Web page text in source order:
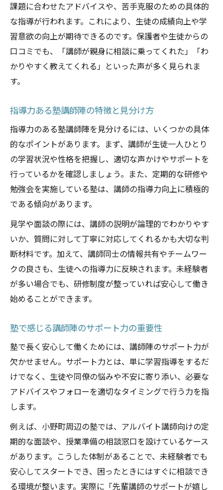
課題に合わせたアドバイスや、苦手克服のための具体的
な指導が行われます。これにより、生徒の成績向上や学
習意欲の向上が期待できるのです。保護者や生徒からの
口コミでも、「講師が親身に相談に乗ってくれた」「わ
かりやすく教えてくれる」といった声が多く見られま
す。
指導力ある塾講師陣の特徴と見分け方
指導力のある塾講師陣を見分けるには、いくつかの具体
的なポイントがあります。まず、講師が生徒一人ひとり
の学習状況や性格を把握し、適切な声かけやサポートを
行っているかを確認しましょう。また、定期的な研修や
勉強会を実施している塾は、講師の指導力向上に積極的
である傾向があります。
見学や面談の際には、講師の説明が論理的でわかりやす
いか、質問に対して丁寧に対応してくれるかも大切な判
断材料です。加えて、講師同士の情報共有やチームワー
クの良さも、生徒への指導力に反映されます。未経験者
が多い場合でも、研修制度が整っていれば安心して働き
始めることができます。
塾で感じる講師陣のサポート力の重要性
塾で長く安心して働くためには、講師陣のサポート力が
欠かせません。サポート力とは、単に学習指導をするだ
けでなく、生徒や同僚の悩みや不安に寄り添い、必要な
アドバイスやフォローを適切なタイミングで行う力を指
します。
例えば、小野町周辺の塾では、アルバイト講師向けの定
期的な面談や、授業準備の相談窓口を設けているケース
があります。こうした体制があることで、未経験者でも
安心してスタートでき、困ったときにはすぐに相談でき